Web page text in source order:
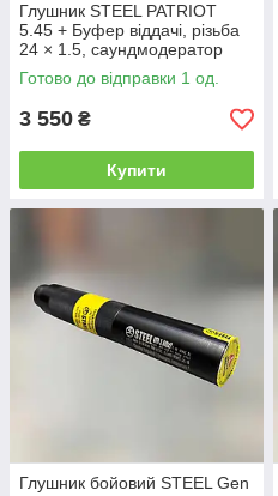
Глушник STEEL PATRIOT
5.45 + Буфер віддачі, різьба
24 × 1.5, саундмодератор
АК-74 (018.000.000-34)
Готово до відправки 1 од.
3 550 ₴
Купити
Глушник бойовий STEEL Gen